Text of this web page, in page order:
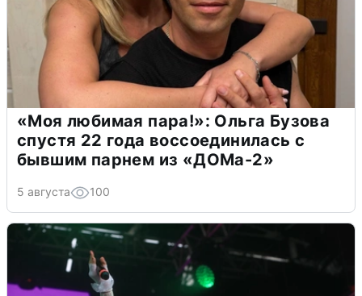
«Моя любимая пара!»: Ольга Бузова
спустя 22 года воссоединилась с
бывшим парнем из «ДОМа-2»
5 августа 100